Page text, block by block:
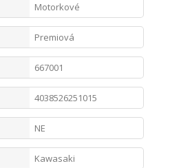
Motorkové
Premiová
667001
4038526251015
NE
Kawasaki